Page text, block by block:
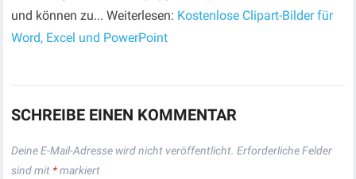
und können zu... Weiterlesen: Kostenlose Clipart-Bilder für
Word, Excel und PowerPoint
SCHREIBE EINEN KOMMENTAR
Deine E-Mail-Adresse wird nicht veröffentlicht. Erforderliche Felder
sind mit *markiert